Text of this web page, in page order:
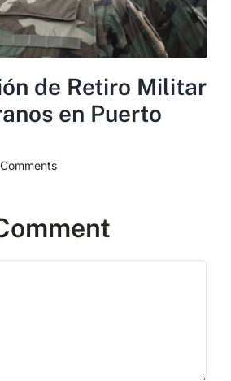
de Retiro Militar
en Puerto